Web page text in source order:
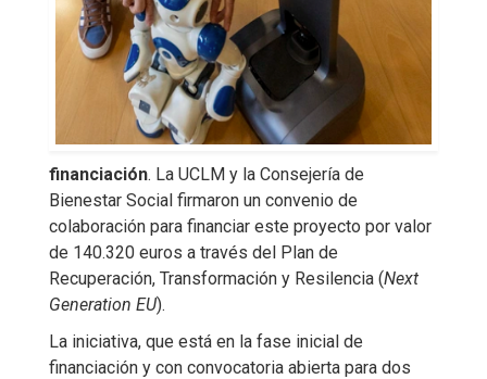
financiación. La UCLM y la Consejería de
Bienestar Social firmaron un convenio de
colaboración para financiar este proyecto por valor
de 140.320 euros a través del Plan de
Recuperación, Transformación y Resilencia (Next
Generation EU).
La iniciativa, que está en la fase inicial de
financiación y con convocatoria abierta para dos